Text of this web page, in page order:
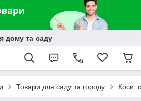
дому та саду
Товари для саду та городу Коси,